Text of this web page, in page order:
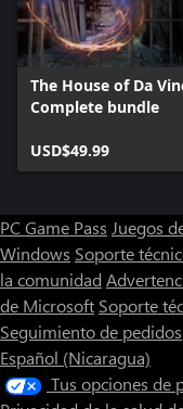
The House of Da
Complete bundle
USD$49.99
PC Game Pass Juegos
Windows Soporte
la comunidad
de Microsoft Soporte
Seguimiento de pedidos
Español (Nicaragua)
Tus opciones de